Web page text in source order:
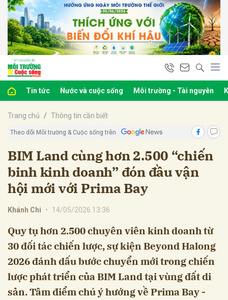
Tin tức Nước và cuộc sống Môi trường - Tài nguyên
Trang chủ Thông tin cần biết
Theo dõi Môi trường & Cuộc sống trên
BIM Land cùng hơn 2.500 “chiến
binh kinh doanh” đón đầu vận
hội mới với Prima Bay
Khánh Chi • 14/05/2026 13:36
Quy tụ hơn 2.500 chuyên viên kinh doanh từ
30 đối tác chiến lược, sự kiện Beyond Halong
2026 đánh dấu bước chuyển mới trong chiến
lược phát triển của BIM Land tại vùng đất di
sản. Tâm điểm chú ý hướng về Prima Bay -
luận
Hủy